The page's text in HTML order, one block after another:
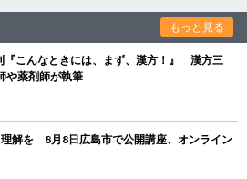
もっと見る
『こんなときには、まず、漢方！』 漢方三
や薬剤師が執筆
解を 8月8日広島市で公開講座、オンライン